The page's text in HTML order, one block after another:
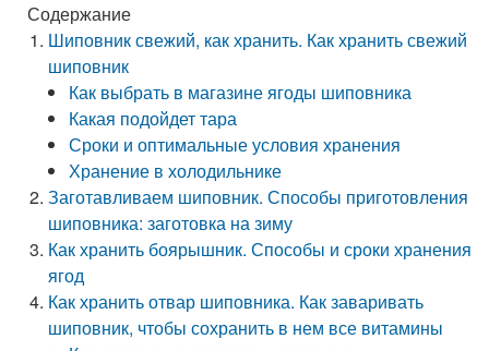
Содержание
Шиповник свежий, как хранить. Как хранить свежий
шиповник
Как выбрать в магазине ягоды шиповника
Какая подойдет тара
Сроки и оптимальные условия хранения
Хранение в холодильнике
Заготавливаем шиповник. Способы приготовления
шиповника: заготовка на зиму
Как хранить боярышник. Способы и сроки хранения
ягод
Как хранить отвар шиповника. Как заваривать
шиповник, чтобы сохранить в нем все витамины